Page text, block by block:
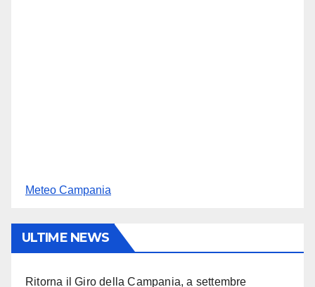
Meteo Campania
ULTIME NEWS
Ritorna il Giro della Campania, a settembre